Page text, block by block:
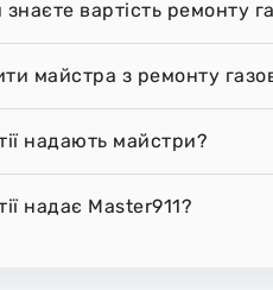
знаєте вартість ремонту
майстра з ремонту
надають майстри?
надає Master911?